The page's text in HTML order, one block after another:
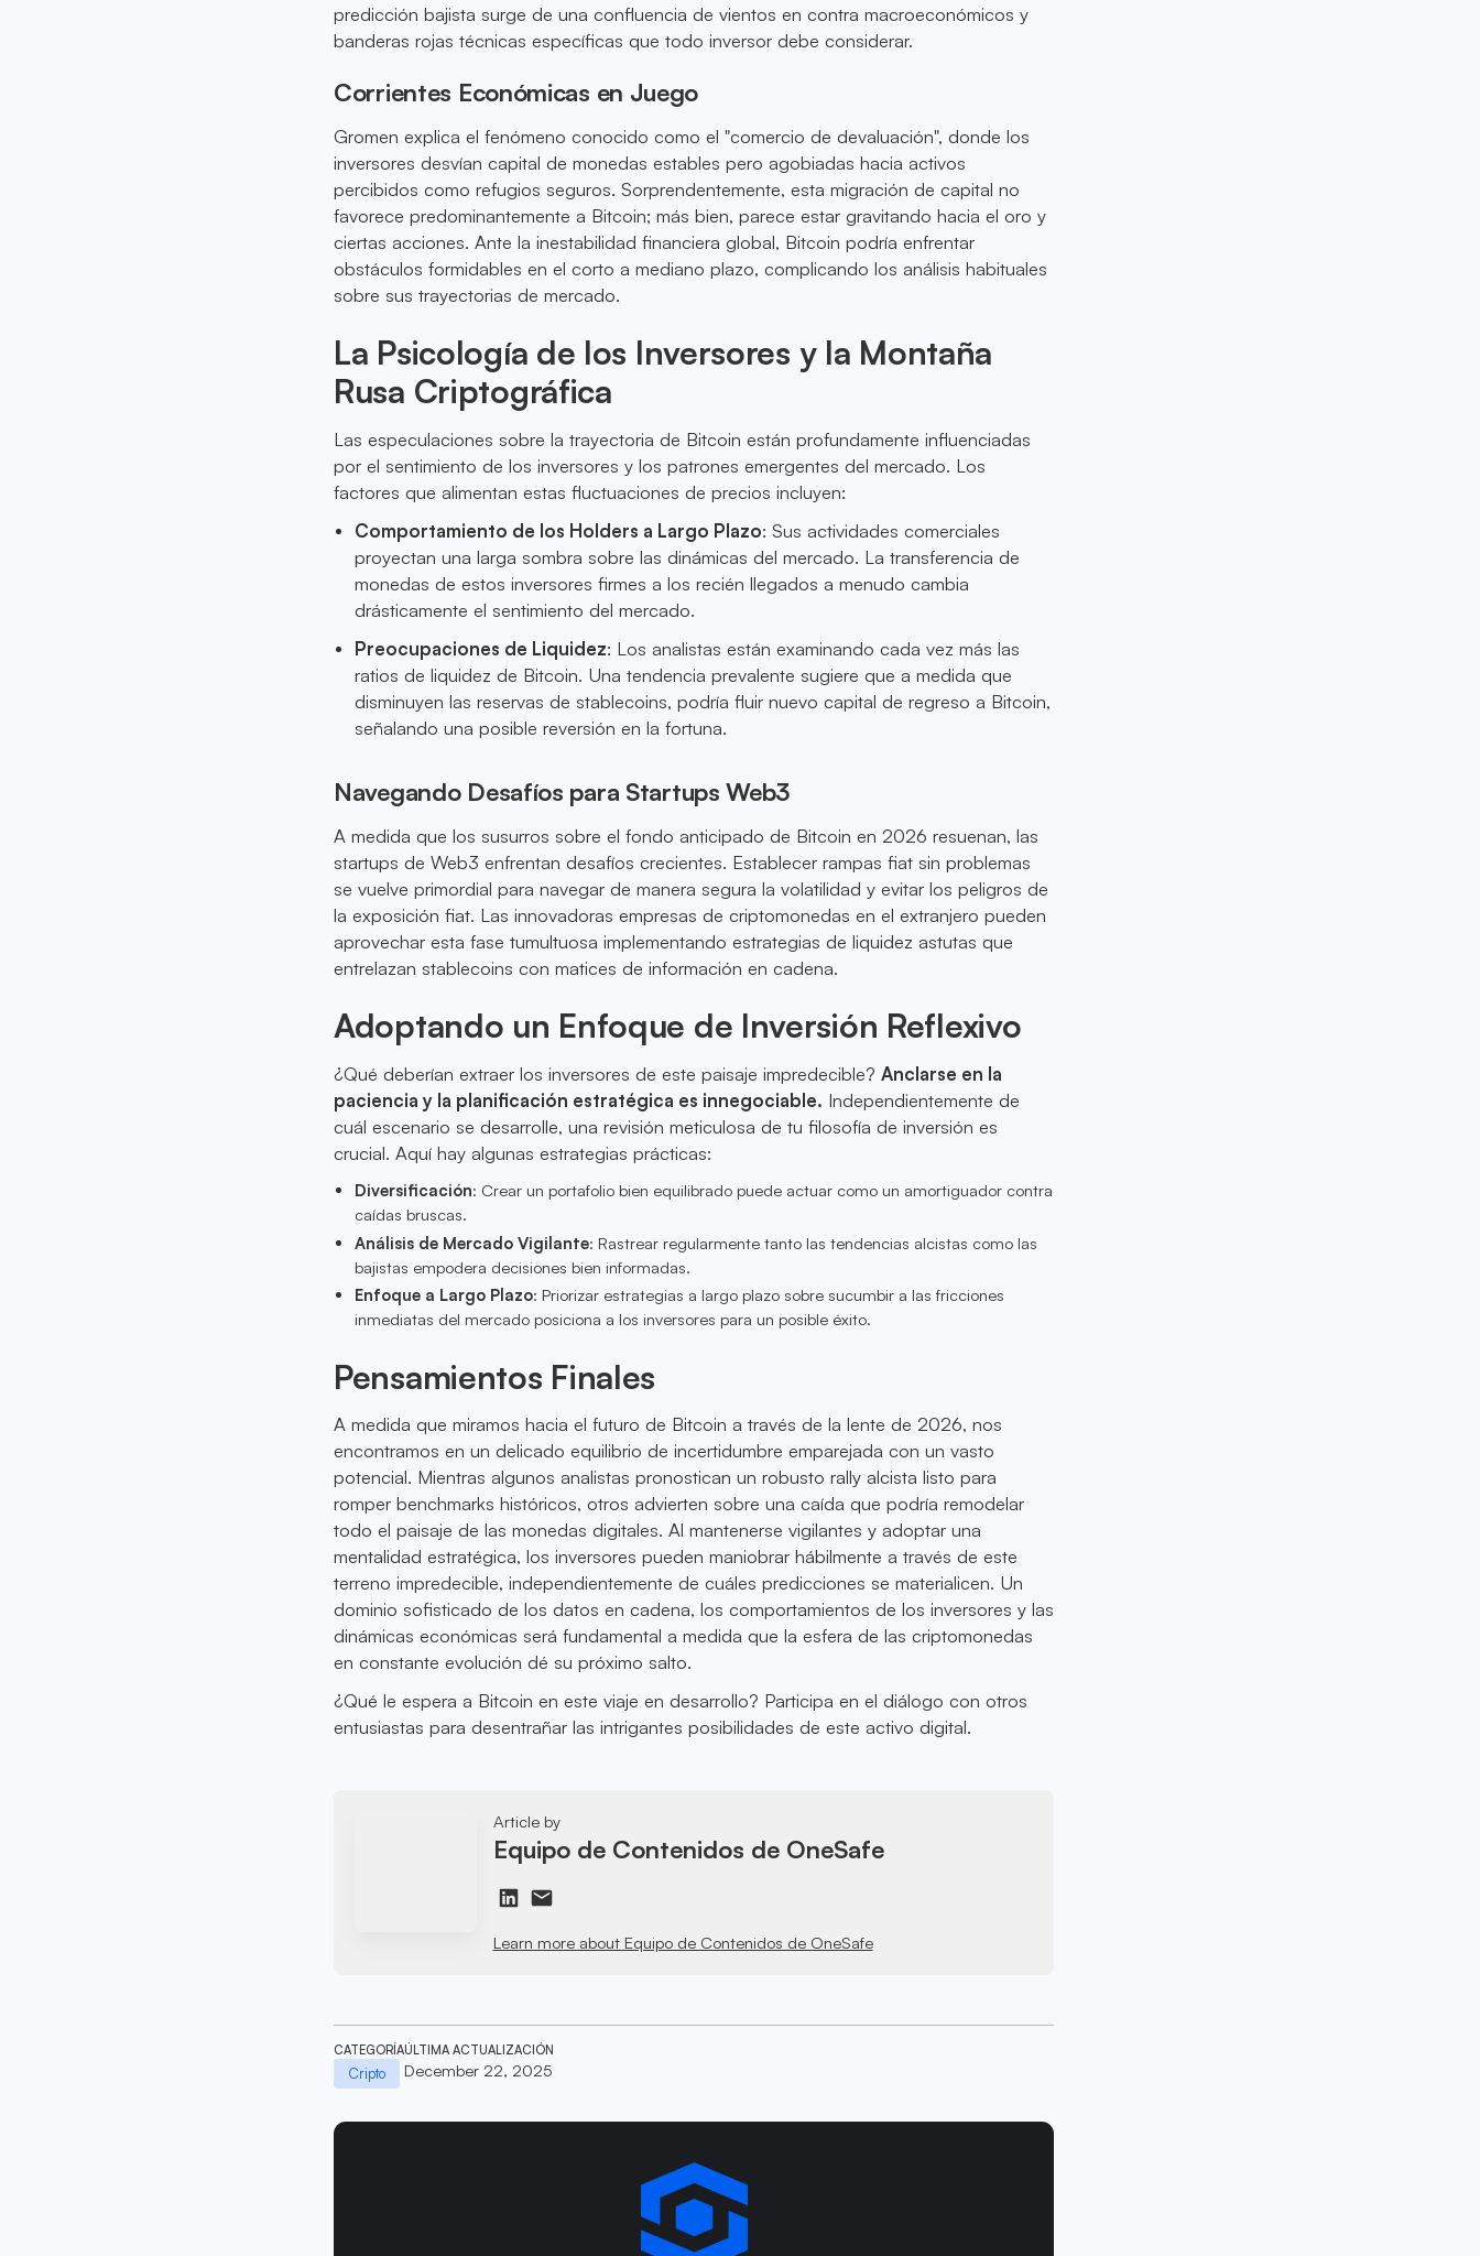
predicción bajista surge de una confluencia de vientos en contra macroeconómicos y
banderas rojas técnicas específicas que todo inversor debe considerar.
Corrientes Económicas en Juego
Gromen explica el fenómeno conocido como el "comercio de devaluación", donde los
inversores desvían capital de monedas estables pero agobiadas hacia activos
percibidos como refugios seguros. Sorprendentemente, esta migración de capital no
favorece predominantemente a Bitcoin; más bien, parece estar gravitando hacia el oro y
ciertas acciones. Ante la inestabilidad financiera global, Bitcoin podría enfrentar
obstáculos formidables en el corto a mediano plazo, complicando los análisis habituales
sobre sus trayectorias de mercado.
La Psicología de los Inversores y la Montaña
Rusa Criptográfica
Las especulaciones sobre la trayectoria de Bitcoin están profundamente influenciadas
por el sentimiento de los inversores y los patrones emergentes del mercado. Los
factores que alimentan estas fluctuaciones de precios incluyen:
Comportamiento de los Holders a Largo Plazo: Sus actividades comerciales
proyectan una larga sombra sobre las dinámicas del mercado. La transferencia de
monedas de estos inversores firmes a los recién llegados a menudo cambia
drásticamente el sentimiento del mercado.
Preocupaciones de Liquidez: Los analistas están examinando cada vez más las
ratios de liquidez de Bitcoin. Una tendencia prevalente sugiere que a medida que
disminuyen las reservas de stablecoins, podría fluir nuevo capital de regreso a Bitcoin,
señalando una posible reversión en la fortuna.
Navegando Desafíos para Startups Web3
A medida que los susurros sobre el fondo anticipado de Bitcoin en 2026 resuenan, las
startups de Web3 enfrentan desafíos crecientes. Establecer rampas fiat sin problemas
se vuelve primordial para navegar de manera segura la volatilidad y evitar los peligros de
la exposición fiat. Las innovadoras empresas de criptomonedas en el extranjero pueden
aprovechar esta fase tumultuosa implementando estrategias de liquidez astutas que
entrelazan stablecoins con matices de información en cadena.
Adoptando un Enfoque de Inversión Reflexivo
¿Qué deberían extraer los inversores de este paisaje impredecible?Anclarse en la
paciencia y la planificación estratégica es innegociable. Independientemente de
cuál escenario se desarrolle, una revisión meticulosa de tu filosofía de inversión es
crucial. Aquí hay algunas estrategias prácticas:
Diversificación: Crear un portafolio bien equilibrado puede actuar como un amortiguador contra
caídas bruscas.
Análisis de Mercado Vigilante: Rastrear regularmente tanto las tendencias alcistas como las
bajistas empodera decisiones bien informadas.
Enfoque a Largo Plazo: Priorizar estrategias a largo plazo sobre sucumbir a las fricciones
inmediatas del mercado posiciona a los inversores para un posible éxito.
Pensamientos Finales
A medida que miramos hacia el futuro de Bitcoin a través de la lente de 2026, nos
encontramos en un delicado equilibrio de incertidumbre emparejada con un vasto
potencial. Mientras algunos analistas pronostican un robusto rally alcista listo para
romper benchmarks históricos, otros advierten sobre una caída que podría remodelar
todo el paisaje de las monedas digitales. Al mantenerse vigilantes y adoptar una
mentalidad estratégica, los inversores pueden maniobrar hábilmente a través de este
terreno impredecible, independientemente de cuáles predicciones se materialicen. Un
dominio sofisticado de los datos en cadena, los comportamientos de los inversores y las
dinámicas económicas será fundamental a medida que la esfera de las criptomonedas
en constante evolución dé su próximo salto.
¿Qué le espera a Bitcoin en este viaje en desarrollo? Participa en el diálogo con otros
entusiastas para desentrañar las intrigantes posibilidades de este activo digital.
Article by
Equipo de Contenidos de OneSafe
Learn more about Equipo de Contenidos de OneSafe
CATEGORÍA
Cripto
ÚLTIMA ACTUALIZACIÓN
December 22, 2025